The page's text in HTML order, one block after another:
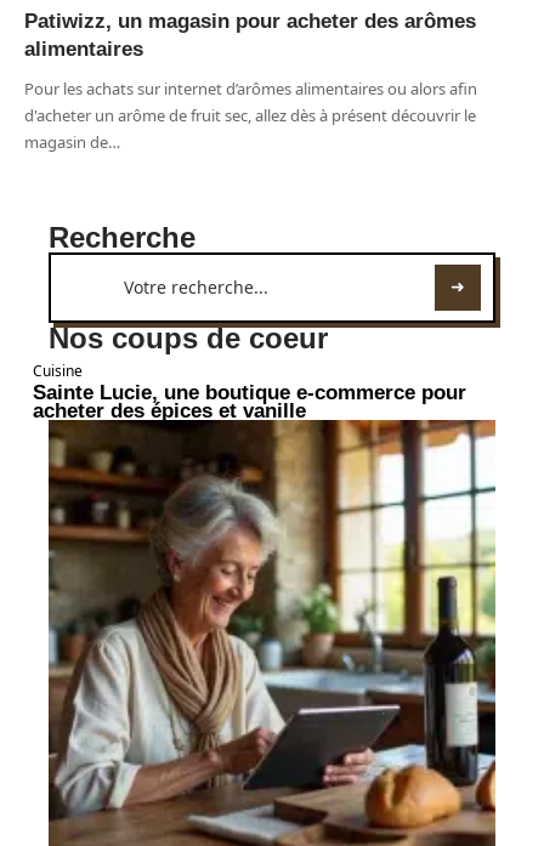
Patiwizz, un magasin pour acheter des arômes
alimentaires
Pour les achats sur internet d’arômes alimentaires ou alors afin
d'acheter un arôme de fruit sec, allez dès à présent découvrir le
magasin de…
Recherche
Nos coups de coeur
Cuisine
Sainte Lucie, une boutique e-commerce pour
acheter des épices et vanille